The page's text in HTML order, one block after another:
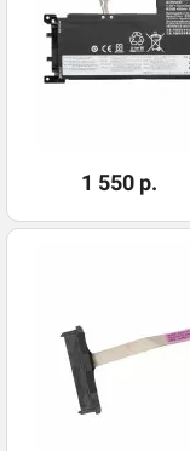
1 550 р.